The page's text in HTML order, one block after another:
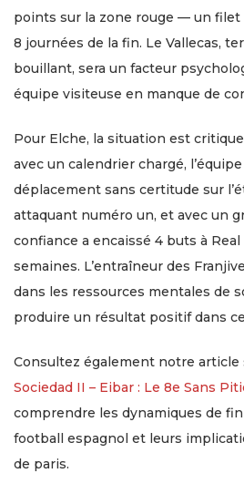
points sur la zone rouge — un filet
8 journées de la fin. Le Vallecas,
bouillant, sera un facteur
équipe visiteuse en manque de
Pour Elche, la situation est
avec un calendrier chargé,
déplacement sans certitude sur
attaquant numéro un, et avec un
confiance a encaissé 4 buts à
semaines. L’entraîneur des
dans les ressources mentales de
produire un résultat positif dans
Consultez également notre article
Sociedad II – Eibar : Le 8e Sans
comprendre les dynamiques de
football espagnol et leurs
de paris.